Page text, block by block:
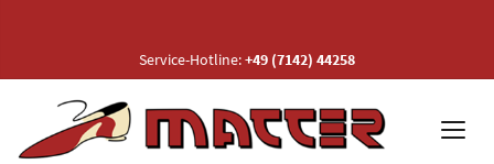
Service-Hotline:+49 (7142) 44258